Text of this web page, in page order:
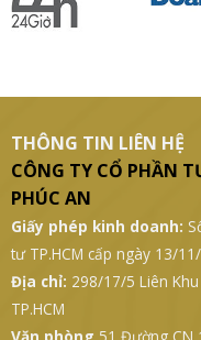
THÔNG TIN LIÊN HỆ
CÔNG TY CỔ PHẦN
PHÚC AN
Giấy phép kinh doanh:
tư TP.HCM cấp ngày 13/11/
Địa chỉ:
298/17/5 Liên
TP.HCM
Văn phòng
51 Đường CN